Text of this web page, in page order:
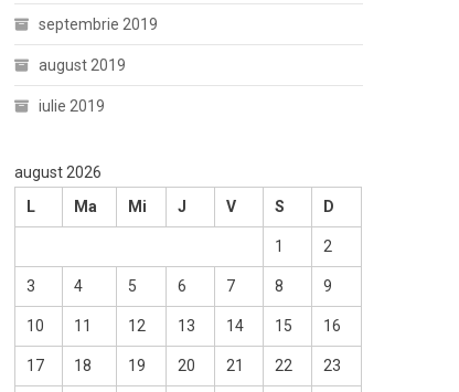
septembrie 2019
august 2019
iulie 2019
august 2026
L
Ma Mi J V S D
1 2
3 4 5 6 7 8 9
10 11 12 13 14 15 16
17 18 19 20 21 22 23